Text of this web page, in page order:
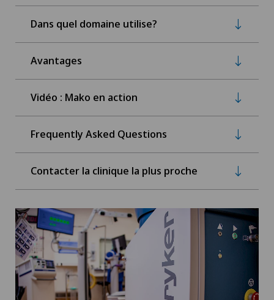
Dans quel domaine utilise?
Avantages
Vidéo : Mako en action
Frequently Asked Questions
Contacter la clinique la plus proche